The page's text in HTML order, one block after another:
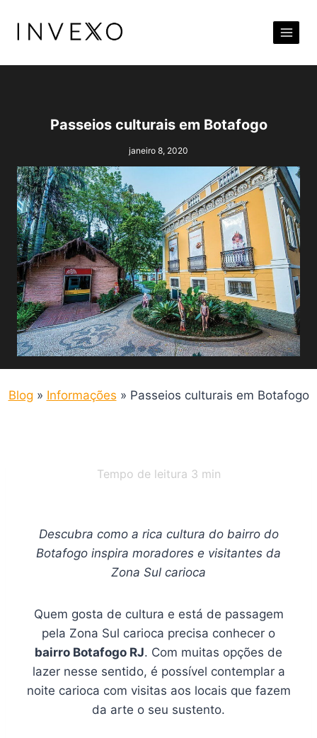
para
Conteúdo
Passeios culturais em Botafogo
janeiro 8, 2020
Blog » Informações » Passeios culturais em Botafogo
Tempo de leitura 3 min
Descubra como a rica cultura do bairro do
Botafogo inspira moradores e visitantes da
Zona Sul carioca
Quem gosta de cultura e está de passagem
pela Zona Sul carioca precisa conhecer o
bairro Botafogo RJ. Com muitas opções de
lazer nesse sentido, é possível contemplar a
noite carioca com visitas aos locais que fazem
da arte o seu sustento.